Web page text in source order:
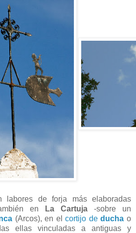
labores de forja más elaboradas
en
La Cartuja -sobre un
(Arcos), en elcortijo deducha o
ellas vinculadas a antiguas y